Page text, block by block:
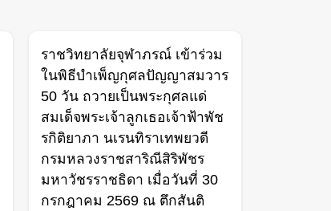
ราชวิทยาลัยจุฬาภรณ์ เข้าร่วม
ในพิธีบำเพ็ญกุศลปัญญาสมวาร
50 วัน ถวายเป็นพระกุศลแด่
สมเด็จพระเจ้าลูกเธอเจ้าฟ้าพัช
รกิติยาภา นเรนทิราเทพยวดี
กรมหลวงราชสาริณีสิริพัชร
มหาวัชรราชธิดา เมื่อวันที่ 30
กรกฎาคม 2569 ณ ตึกสันติ